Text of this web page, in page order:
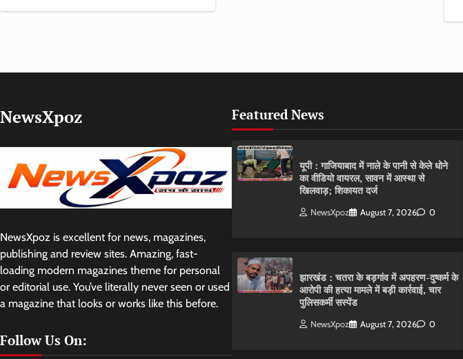
NewsXpoz
NewsXpoz is excellent for news, magazines,
publishing and review sites. Amazing, fast-
loading modern magazines theme for personal
or editorial use. You’ve literally never seen or used
a magazine that looks or works like this before.
Follow Us On:
Featured News
यूपी : गाजियाबाद में नाले के पानी से केले धोने
का वीडियो वायरल, सावन में आस्था से
खिलवाड़; शिकायत दर्ज
NewsXpoz August 7, 2026 0
झारखंड : चतरा के बड़गांव में अपहरण-दुष्कर्म के
आरोपी की हत्या मामले में बड़ी कार्रवाई, चार
पुलिसकर्मी सस्पेंड
NewsXpoz August 7, 2026 0